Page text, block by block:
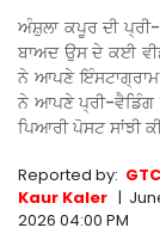
ਅੰਸ਼ੁਲਾ ਕਪੂਰ ਦੀ
ਬਾਅਦ ਉਸ ਦੇ ਕਈ
ਨੇ ਆਪਣੇ ਇੰਸਟਾਗ੍ਰਾਮ
ਨੇ ਆਪਣੇ ਪ੍ਰੀ-ਵੈਡਿੰਗ
ਪਿਆਰੀ ਪੋਸਟ ਸਾਂਝੀ
Reported by:
Kaur Kaler |
2026 04:00 PM